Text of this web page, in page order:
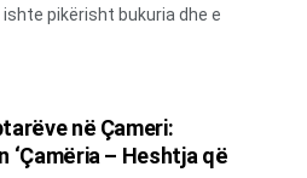
pikërisht bukuria dhe e
verën e vitit 1813 do ta
që të realizonte portretin e
in the dress of an Albanian”
shqiptare). Portreti u vendos
është i vendosur në ambasadën
në Çameri:
‘Çamëria – Heshtja që